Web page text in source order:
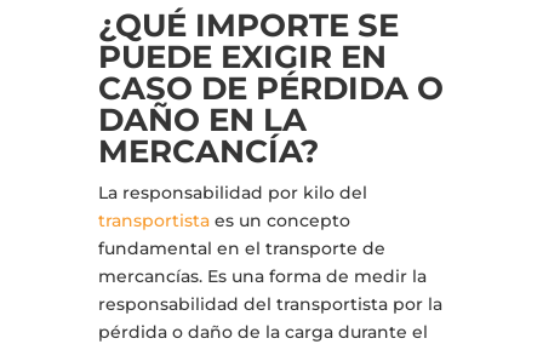
¿QUÉ IMPORTE SE
PUEDE EXIGIR EN
CASO DE PÉRDIDA O
DAÑO EN LA
MERCANCÍA?
La responsabilidad por kilo del
transportistaes un concepto
fundamental en el transporte de
mercancías. Es una forma de medir la
responsabilidad del transportista por la
pérdida o daño de la carga durante el